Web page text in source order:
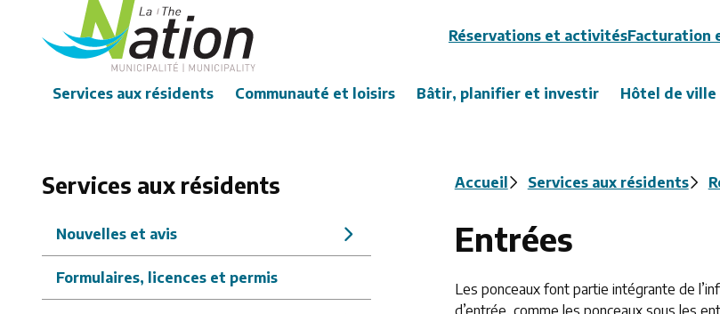
contenu
Header
Réservations et activitésFacturation
Main
Services aux résidents Communauté et loisirs Bâtir, planifier et investir Hôtel de ville
Services aux résidents
Nouvelles et avis
Formulaires, licences et permis
Fil
d'Ariane
Accueil Services aux résidents
Entrées
Les ponceaux font partie intégrante de
d’entrée, comme les ponceaux sous les